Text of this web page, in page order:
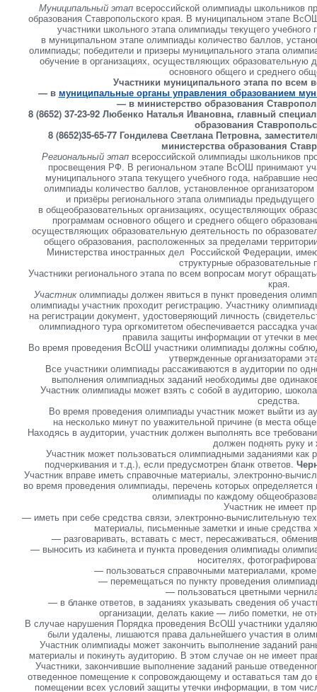
Муниципальный этап всероссийской олимпиады школьников
образования Ставропольского края. В муниципальном этапе
участники школьного этапа олимпиады текущего
в муниципальном этапе олимпиады количество баллов,
олимпиады; победители и призеры муниципального этапа
обучение в организациях, осуществляющих образовательную
основного общего и среднего
Участники муниципального этапа по всем
— в муниципальные органы управления образованием
— в министерство образования
8 (8652) 37-23-92 Любенко Наталья Ивановна, главный
образования
8 (8652)35-65-77 Гондилева Светлана Петровна,
министерства образования
Региональный этап всероссийской олимпиады школьников
просвещения РФ. В региональном этапе ВсОШ принимают
муниципального этапа текущего учебного года, набравшие
олимпиады количество баллов, установленное
и призёры регионального этапа олимпиады
в общеобразовательных организациях, осуществляющих
программам основного общего и среднего общего
осуществляющих образовательную деятельность по
общего образования, расположенных за пределами
Министерства иностранных дел Российской Федерации,
структурные образовательные
Участники регионального этапа по всем вопросам могут
края.
Участниколимпиады должен явиться в пункт проведения
олимпиады участник проходит регистрацию. Участнику
на регистрации документ, удостоверяющий личность
олимпиадного тура оргкомитетом обеспечивается рассадка
правила защиты информации от утечки в
Во время проведения ВсОШ участники олимпиады должны
утвержденные организаторами
Все участники олимпиады рассаживаются в аудитории по
выполнения олимпиадных заданий необходимы две
Участник олимпиады может взять с собой в аудиторию,
средства.
Во время проведения олимпиады участник может выйти из
на несколько минут по уважительной причине (в места
Находясь в аудитории, участник должен выполнять все
должен поднять руку и
Участник может пользоваться олимпиадными заданиями
подчеркивания и т.д.), если предусмотрен бланк ответов.
Участник вправе иметь справочные материалы, электронно-
во время проведения олимпиады, перечень которых
олимпиады по каждому
Участник не имеет
— иметь при себе средства связи, электронно-вычислительную
материалы, письменные заметки и иные
— разговаривать, вставать с мест, пересаживаться,
— выносить из кабинета и пункта проведения олимпиады
носителях,
— пользоваться справочными материалами,
— перемещаться по пункту проведения
— пользоваться цветными
— в бланке ответов, в заданиях указывать сведения об
организации, делать какие — либо пометки, не
В случае нарушения Порядка проведения ВсОШ участники
были удалены, лишаются права дальнейшего участия в
Участник олимпиады может закончить выполнение заданий
материалы и покинуть аудиторию. В этом случае он не имеет
Участники, закончившие выполнение заданий раньше
отведенное помещение к сопровождающему и оставаться там
помещении всех условий защиты утечки информации, в том